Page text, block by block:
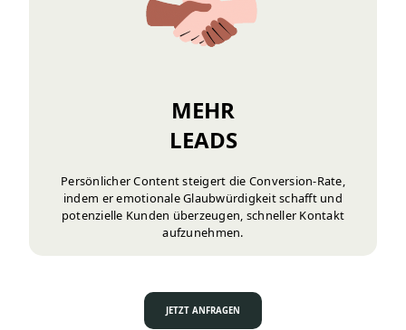
MEHR
LEADS
Persönlicher Content steigert die Conversion-Rate,
indem er emotionale Glaubwürdigkeit schafft und
potenzielle Kunden überzeugen, schneller Kontakt
aufzunehmen.
JETZT ANFRAGEN